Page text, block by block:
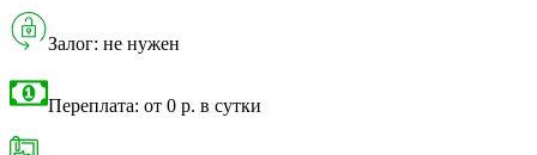
Залог: не нужен
Переплата: от 0 р. в сутки